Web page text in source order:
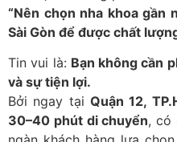
“Nên chọn nha khoa gần
Sài Gòn để được chất
Tin vui là: Bạn không cần
và sự tiện lợi.
Bởi ngay tại Quận 12,
30–40 phút di chuyển, có